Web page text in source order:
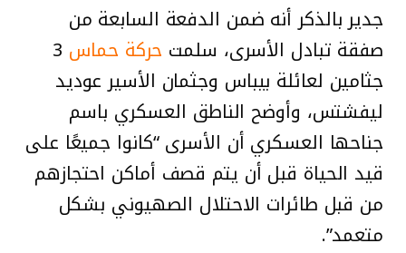
جدير بالذكر أنه ضمن الدفعة السابعة من
صفقة تبادل الأسرى، سلمت حركة حماس 3
جثامين لعائلة بيباس وجثمان الأسير عوديد
ليفشتس، وأوضح الناطق العسكري باسم
جناحها العسكري أن الأسرى “كانوا جميعًا على
قيد الحياة قبل أن يتم قصف أماكن احتجازهم
من قبل طائرات الاحتلال الصهيوني بشكل
متعمد”.